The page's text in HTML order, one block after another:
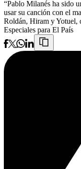
“Pablo Milanés ha sido
usar su canción con el
Roldán, Hiram y Yotuel,
Especiales para El País